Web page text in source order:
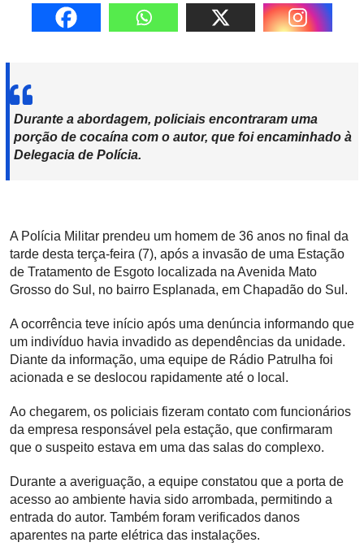
Durante a abordagem, policiais encontraram uma
porção de cocaína com o autor, que foi encaminhado à
Delegacia de Polícia.
A Polícia Militar prendeu um homem de 36 anos no final da
tarde desta terça-feira (7), após a invasão de uma Estação
de Tratamento de Esgoto localizada na Avenida Mato
Grosso do Sul, no bairro Esplanada, em Chapadão do Sul.
A ocorrência teve início após uma denúncia informando que
um indivíduo havia invadido as dependências da unidade.
Diante da informação, uma equipe de Rádio Patrulha foi
acionada e se deslocou rapidamente até o local.
Ao chegarem, os policiais fizeram contato com funcionários
da empresa responsável pela estação, que confirmaram
que o suspeito estava em uma das salas do complexo.
Durante a averiguação, a equipe constatou que a porta de
acesso ao ambiente havia sido arrombada, permitindo a
entrada do autor. Também foram verificados danos
aparentes na parte elétrica das instalações.